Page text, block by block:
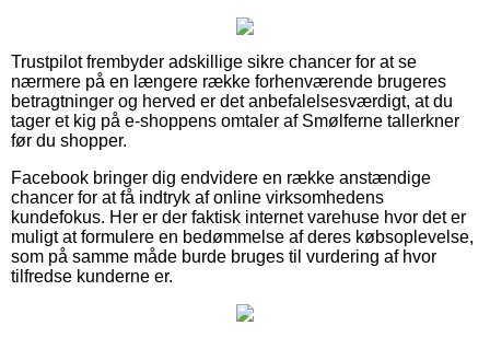
Trustpilot frembyder adskillige sikre chancer for at se
nærmere på en længere række forhenværende brugeres
betragtninger og herved er det anbefalelsesværdigt, at du
tager et kig på e-shoppens omtaler af Smølferne tallerkner
før du shopper.
Facebook bringer dig endvidere en række anstændige
chancer for at få indtryk af online virksomhedens
kundefokus. Her er der faktisk internet varehuse hvor det er
muligt at formulere en bedømmelse af deres købsoplevelse,
som på samme måde burde bruges til vurdering af hvor
tilfredse kunderne er.